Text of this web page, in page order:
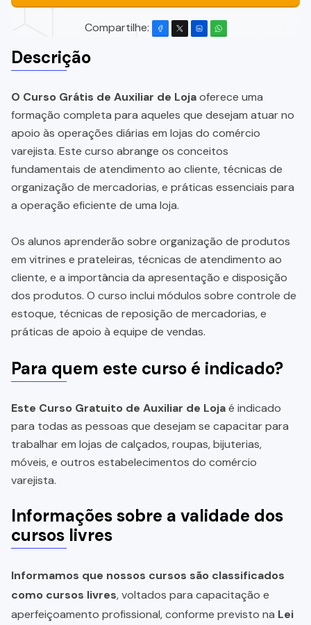
Compartilhe:
Descrição
O Curso Grátis de Auxiliar de Lojaoferece uma
formação completa para aqueles que desejam atuar no
apoio às operações diárias em lojas do comércio
varejista. Este curso abrange os conceitos
fundamentais de atendimento ao cliente, técnicas de
organização de mercadorias, e práticas essenciais para
a operação eficiente de uma loja.
Os alunos aprenderão sobre organização de produtos
em vitrines e prateleiras, técnicas de atendimento ao
cliente, e a importância da apresentação e disposição
dos produtos. O curso inclui módulos sobre controle de
estoque, técnicas de reposição de mercadorias, e
práticas de apoio à equipe de vendas.
Para quem este curso é indicado?
Este Curso Gratuito de Auxiliar de Lojaé indicado
para todas as pessoas que desejam se capacitar para
trabalhar em lojas de calçados, roupas, bijuterias,
móveis, e outros estabelecimentos do comércio
varejista.
Informações sobre a validade dos
cursos livres
Informamos que nossos cursos são classificados
como cursos livres, voltados para capacitação e
aperfeiçoamento profissional, conforme previsto na Lei